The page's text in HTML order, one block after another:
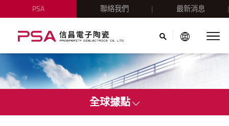
PSA 聯絡我們 最新消息
全球據點